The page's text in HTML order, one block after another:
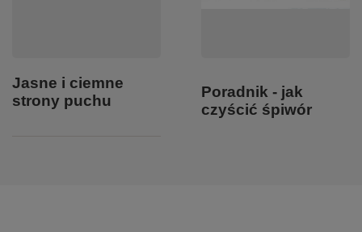
Jasne i ciemne
strony puchu
Poradnik - jak
czyścić śpiwór